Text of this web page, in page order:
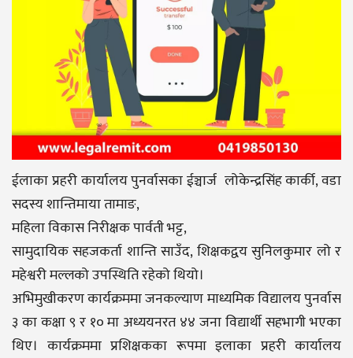
ईलाका प्रहरी कार्यालय पुनर्वासका ईञ्चार्ज लोकेन्द्रसिंह कार्की, वडा
सदस्य शान्तिमाया तामाङ,
महिला विकास निरीक्षक पार्वती भट्ट,
सामुदायिक सहजकर्ता शान्ति साउँद, शिक्षकद्वय सुनिलकुमार लो र
महेश्वरी मल्लको उपस्थिति रहेको थियो।
अभिमुखीकरण कार्यक्रममा जनकल्याण माध्यमिक विद्यालय पुनर्वास
३ का कक्षा ९ र १० मा अध्ययनरत ४४ जना विद्यार्थी सहभागी भएका
थिए। कार्यक्रममा प्रशिक्षकका रूपमा इलाका प्रहरी कार्यालय